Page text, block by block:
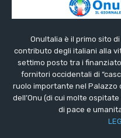
OnuItalia è il primo sito
contributo degli italiani alla
settimo posto tra i
fornitori occidentali di
ruolo importante nel Palazzo
dell’Onu (di cui molte
di pace e